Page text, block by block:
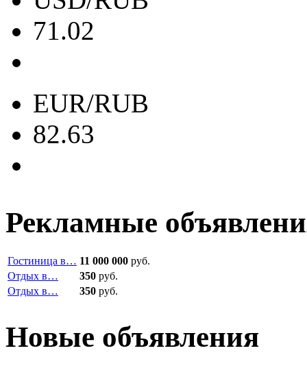
71.02
EUR/RUB
82.63
Рекламные
Гостиница в… 11 000 000 руб.
Отдых в…
350 руб.
Отдых в…
350 руб.
Новые объявления